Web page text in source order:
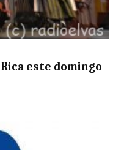
este domingo